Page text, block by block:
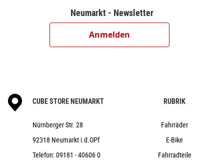
ACID PP Trekking
CUBE Performance Post, 27.2mm
ACID 56 Integrated Carrier 3.0
Adapter Compatible
Neumarkt - Newsletter
Anmelden
CUBE STORE NEUMARKT
Nürnberger Str. 28
92318 Neumarkt i.d.OPf
Telefon:09181 - 40606 0
RUBRIK
Fahrräder
E-Bike
Fahrradteile